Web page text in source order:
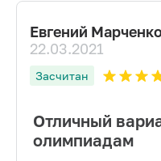
Евгений
22.03.2021
Засчитан
Отличный
олимпиадам